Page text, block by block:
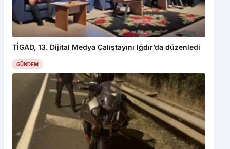
TİGAD, 13. Dijital Medya Çalıştayını Iğdır’da düzenledi
GÜNDEM